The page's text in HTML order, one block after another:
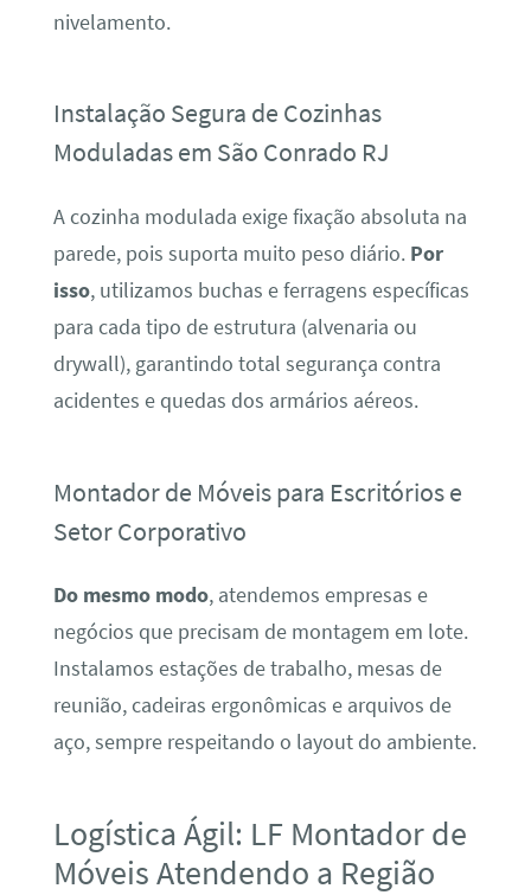
nivelamento.
Instalação Segura de Cozinhas
Moduladas em São Conrado RJ
A cozinha modulada exige fixação absoluta na
parede, pois suporta muito peso diário. Por
isso, utilizamos buchas e ferragens específicas
para cada tipo de estrutura (alvenaria ou
drywall), garantindo total segurança contra
acidentes e quedas dos armários aéreos.
Montador de Móveis para Escritórios e
Setor Corporativo
Do mesmo modo, atendemos empresas e
negócios que precisam de montagem em lote.
Instalamos estações de trabalho, mesas de
reunião, cadeiras ergonômicas e arquivos de
aço, sempre respeitando o layout do ambiente.
Logística Ágil: LF Montador de
Móveis Atendendo a Região